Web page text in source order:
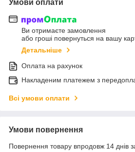
Умови оплати
Ви отримаєте замовлення
або гроші повернуться на вашу
Детальніше
Оплата на рахунок
Накладеним платежем з
Всі умови оплати
Умови повернення
Повернення товару впродовж 14 днів